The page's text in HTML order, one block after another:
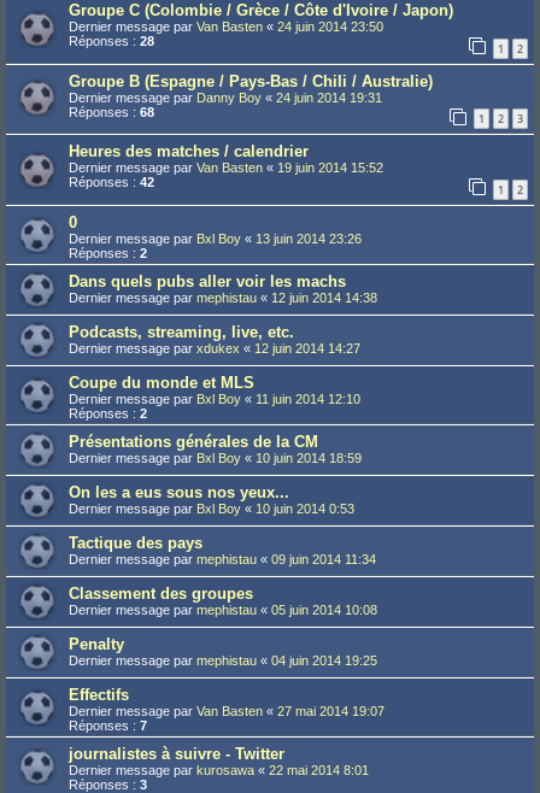
Groupe C (Colombie / Grèce / Côte d'Ivoire / Japon)
Dernier message par Van Basten « 24 juin 2014 23:50
Réponses : 28 1 2
Groupe B (Espagne / Pays-Bas / Chili / Australie)
Dernier message par Danny Boy « 24 juin 2014 19:31
Réponses : 68 1 2 3
Heures des matches / calendrier
Dernier message par Van Basten « 19 juin 2014 15:52
Réponses : 42 1 2
0
Dernier message par Bxl Boy « 13 juin 2014 23:26
Réponses : 2
Dans quels pubs aller voir les machs
Dernier message par mephistau « 12 juin 2014 14:38
Podcasts, streaming, live, etc.
Dernier message par xdukex « 12 juin 2014 14:27
Coupe du monde et MLS
Dernier message par Bxl Boy « 11 juin 2014 12:10
Réponses : 2
Présentations générales de la CM
Dernier message par Bxl Boy « 10 juin 2014 18:59
On les a eus sous nos yeux...
Dernier message par Bxl Boy « 10 juin 2014 0:53
Tactique des pays
Dernier message par mephistau « 09 juin 2014 11:34
Classement des groupes
Dernier message par mephistau « 05 juin 2014 10:08
Penalty
Dernier message par mephistau « 04 juin 2014 19:25
Effectifs
Dernier message par Van Basten « 27 mai 2014 19:07
Réponses : 7
journalistes à suivre - Twitter
Dernier message par kurosawa « 22 mai 2014 8:01
Réponses : 3